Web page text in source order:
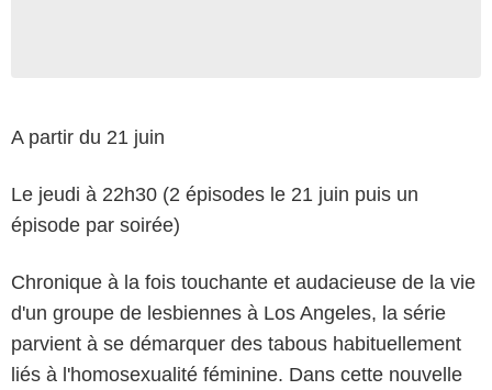
A partir du 21 juin
Le jeudi à 22h30 (2 épisodes le 21 juin puis un
épisode par soirée)
Chronique à la fois touchante et audacieuse de la vie
d'un groupe de lesbiennes à Los Angeles, la série
parvient à se démarquer des tabous habituellement
liés à l'homosexualité féminine. Dans cette nouvelle